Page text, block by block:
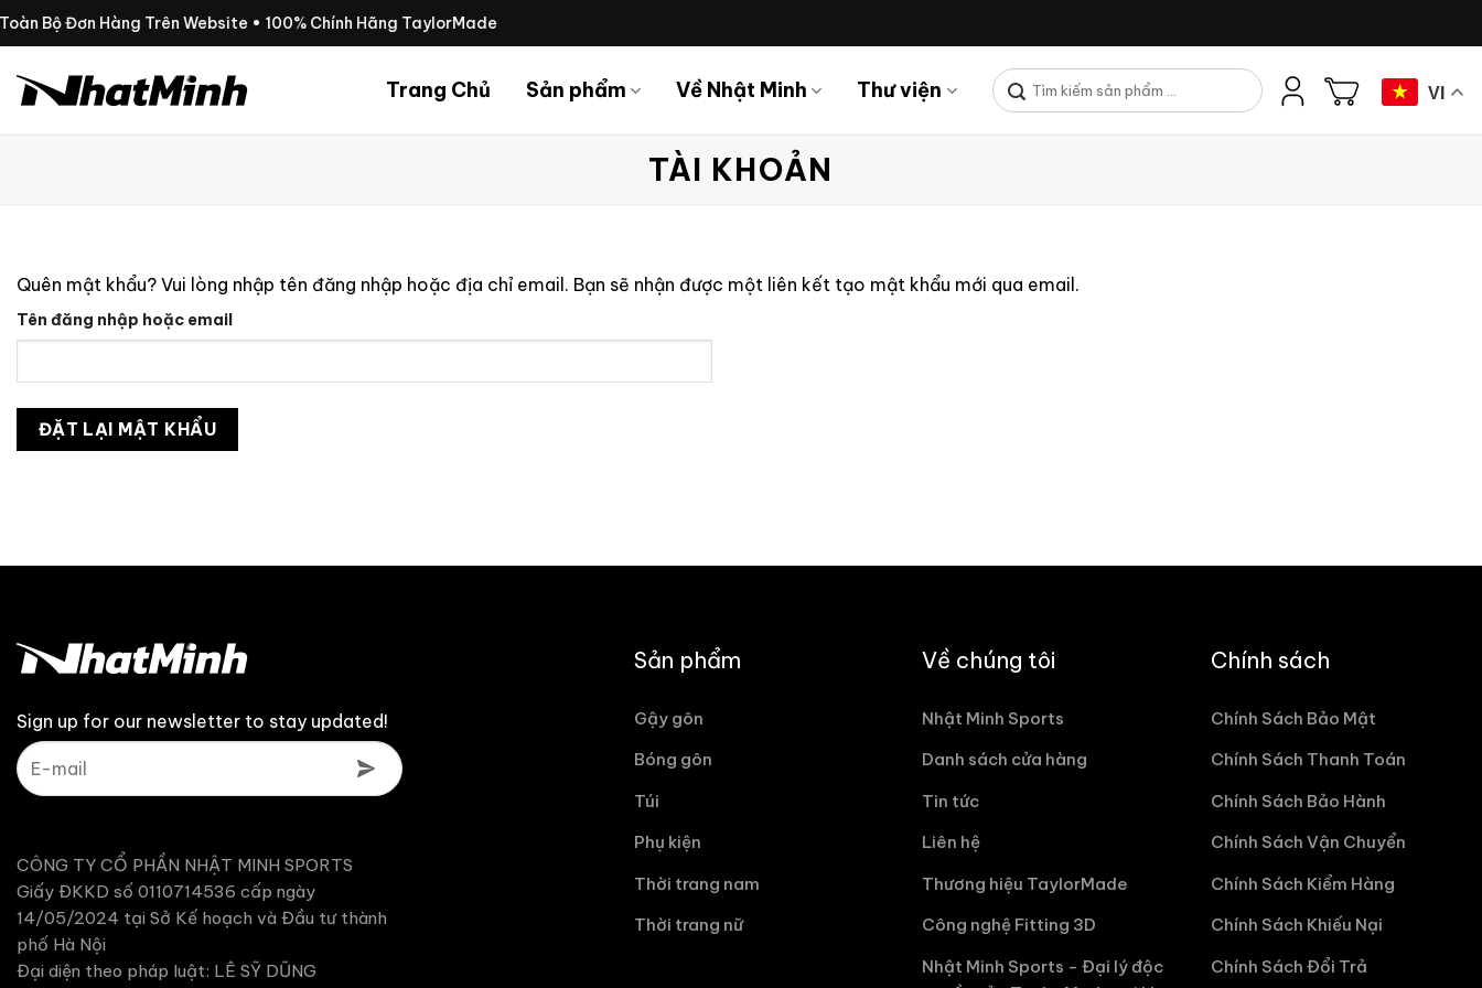
Chuyển
dung
Bộ Đơn Hàng Trên Website • 100% Chính Hãng TaylorMade
Trang Chủ Sản phẩm Về Nhật Minh Thư viện
Tìm
kiếm:
VI
TÀI KHOẢN
Quên mật khẩu? Vui lòng nhập tên đăng nhập hoặc địa chỉ email. Bạn sẽ nhận được một liên kết tạo mật khẩu mới qua email.
Tên đăng nhập hoặc email
buộc
ĐẶT LẠI MẬT KHẨU
Sign up for our newsletter to stay updated!
CÔNG TY CỔ PHẦN NHẬT MINH SPORTS
Giấy ĐKKD số 0110714536 cấp ngày
14/05/2024 tại Sở Kế hoạch và Đầu tư thành
phố Hà Nội
Đại diện theo pháp luật: LÊ SỸ DŨNG
Sản phẩm
Gậy gôn
Bóng gôn
Túi
Phụ kiện
Thời trang nam
Thời trang nữ
Về chúng tôi
Nhật Minh Sports
Danh sách cửa hàng
Tin tức
Liên hệ
Thương hiệu TaylorMade
Công nghệ Fitting 3D
Nhật Minh Sports - Đại lý độc
Chính sách
Chính Sách Bảo Mật
Chính Sách Thanh Toán
Chính Sách Bảo Hành
Chính Sách Vận Chuyển
Chính Sách Kiểm Hàng
Chính Sách Khiếu Nại
Chính Sách Đổi Trả